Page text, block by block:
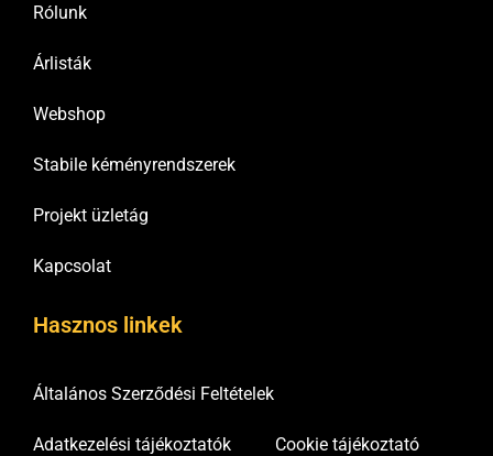
Rólunk
Árlisták
Webshop
Stabile kéményrendszerek
Projekt üzletág
Kapcsolat
Hasznos linkek
Általános Szerződési Feltételek
Adatkezelési tájékoztatók Cookie tájékoztató